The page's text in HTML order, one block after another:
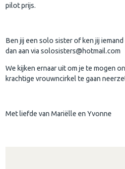
pilot prijs.
Ben jij een solo sister of ken jij
dan aan via solosisters@hotmail.com
We kijken ernaar uit om je te mogen
krachtige vrouwncirkel te gaan
Met liefde van Mariëlle en Yvonne